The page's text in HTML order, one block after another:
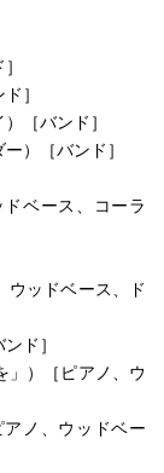
］
［バンド］
）［バンド］
ベース、コーラ
ウッドベース、ド
ド］
」）［ピアノ、ウ
ノ、ウッドベー